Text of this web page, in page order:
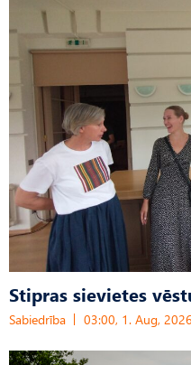
Stipras sievietes
Sabiedrība 03:00, 1. Aug, 2026